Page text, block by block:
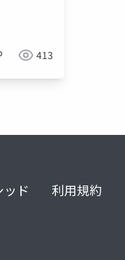
413
ド 利用規約